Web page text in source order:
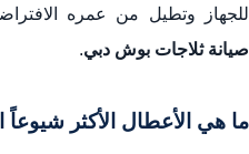
للجهاز وتطيل من عمره
صيانة ثلاجات بوش دبي.
ما هي الأعطال الأكثر شيوعاً